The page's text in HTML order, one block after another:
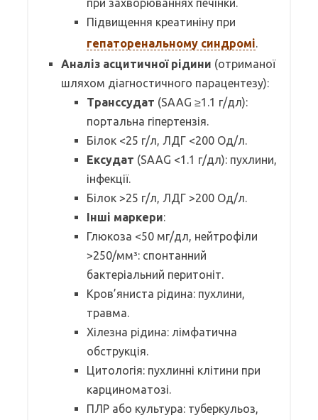
при захворюваннях печінки.
Підвищення креатиніну при
гепаторенальному синдромі.
Аналіз асцитичної рідини (отриманої
шляхом діагностичного парацентезу):
Транссудат (SAAG ≥1.1 г/дл):
портальна гіпертензія.
Білок <25 г/л, ЛДГ <200 Од/л.
Ексудат (SAAG <1.1 г/дл): пухлини,
інфекції.
Білок >25 г/л, ЛДГ >200 Од/л.
Інші маркери:
Глюкоза <50 мг/дл, нейтрофіли
>250/мм³: спонтанний
бактеріальний перитоніт.
Кров’яниста рідина: пухлини,
травма.
Хілезна рідина: лімфатична
обструкція.
Цитологія: пухлинні клітини при
карциноматозі.
ПЛР або культура: туберкульоз,